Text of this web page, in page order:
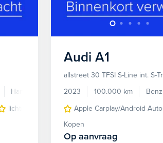
Handgeschakeld
lichtmetalen velgen 5-spaaks 17"
Audi A1
allstreet 30 TFSI S-Line int. S-
2023
100.000 km
Apple Carplay/Android Auto
Kopen
Op aanvraag